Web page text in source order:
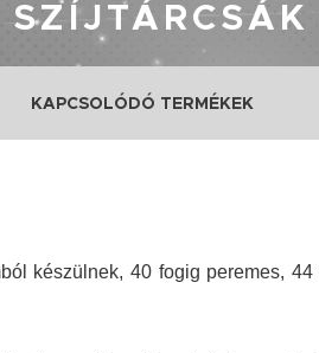
KAPCSOLÓDÓ TERMÉKEK
készülnek, 40 fogig peremes,